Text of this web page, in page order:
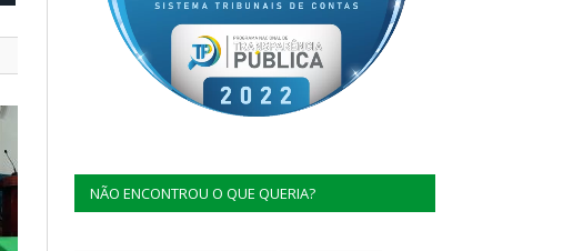
NÃO ENCONTROU O QUE QUERIA?